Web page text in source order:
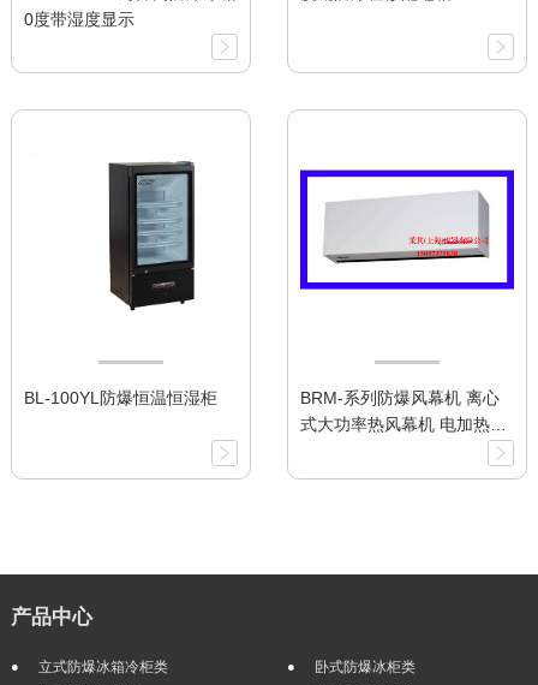
0度带湿度显示
BL-100YL防爆恒温恒湿柜
BRM-系列防爆风幕机 离心
式大功率热风幕机 电加热型
产品中心
立式防爆冰箱冷柜类
卧式防爆冰柜类